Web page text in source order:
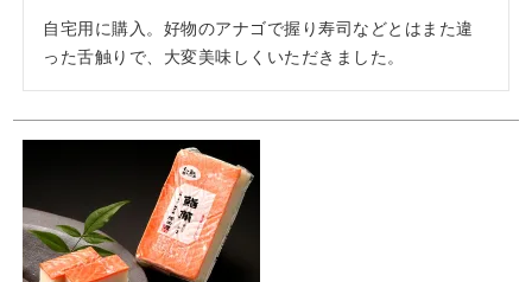
自宅用に購入。好物のアナゴで握り寿司などとはまた違
った舌触りで、大変美味しくいただきました。